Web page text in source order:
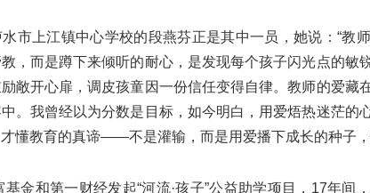
市上江镇中心学校的段燕芬正是其中一员，她说：“教
，而是蹲下来倾听的耐心，是发现每个孩子闪光点的敏
敞开心扉，调皮孩童因一份信任变得自律。教师的爱藏
。我曾经以为分数是目标，如今明白，用爱焐热迷茫的
懂教育的真谛——不是灌输，而是用爱播下成长的种子
基金和第一财经发起“河流·孩子”公益助学项目，17年间